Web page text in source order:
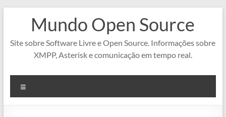
conteúdo
Mundo Open Source
Site sobre Software Livre e Open Source. Informações sobre
XMPP, Asterisk e comunicação em tempo real.